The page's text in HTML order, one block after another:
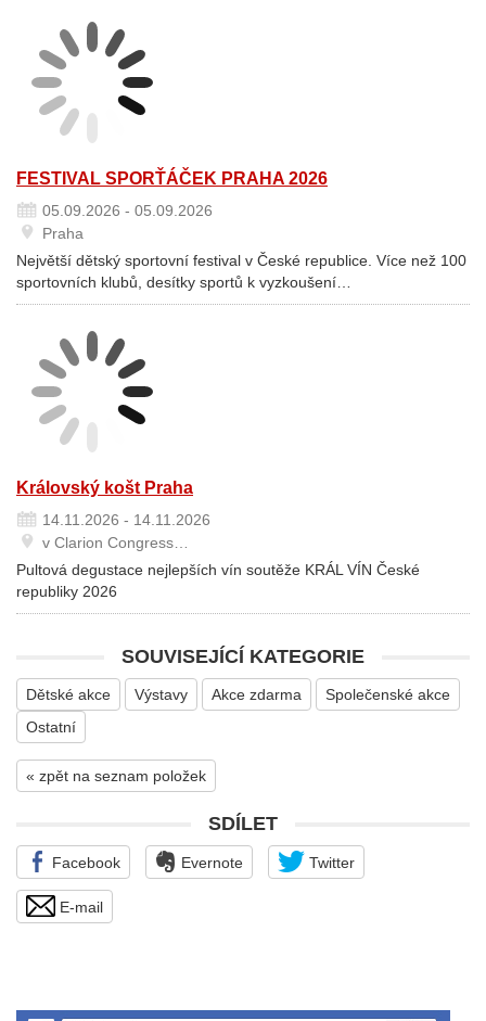
FESTIVAL SPORŤÁČEK PRAHA 2026
05.09.2026 - 05.09.2026
Praha
Největší dětský sportovní festival v České republice. Více než 100
sportovních klubů, desítky sportů k vyzkoušení…
Královský košt Praha
14.11.2026 - 14.11.2026
v Clarion Congress…
Pultová degustace nejlepších vín soutěže KRÁL VÍN České
republiky 2026
SOUVISEJÍCÍ KATEGORIE
Dětské akce Výstavy Akce zdarma
Společenské akce
Ostatní
« zpět na seznam položek
SDÍLET
Facebook Evernote Twitter
E-mail